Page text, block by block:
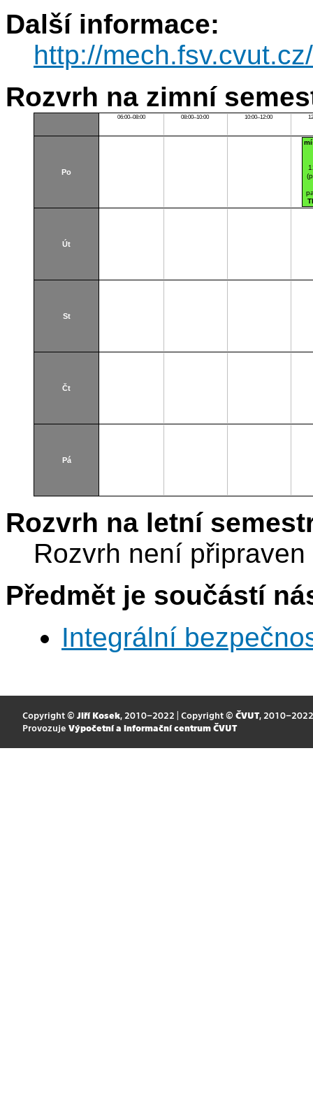
Další informace:
http://
Rozvrh na zimní
06:00–08:00 08:00–10:00 10:00–12:00
Po
Út
St
Čt
Pá
Rozvrh na letní
Rozvrh není připraven
Předmět je součástí
Integrální
Copyright © Jiří Kosek, 2010–2022 | Copyright © ČVUT, 2010–2022
Provozuje Výpočetní a informační centrum ČVUT